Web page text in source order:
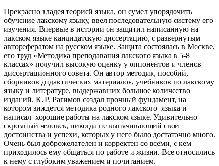
Прекрасно владея теорией языка, он сумел упорядочить
обучение лакскому языку, ввел последовательную систему его
изучения. Впервые в истории он защитил написанную на
лакском языке кандидатскую диссертацию, с развернутым
авторефератом на русском языке. Защита состоялась в Москве,
его труд «Методика преподавания лакского языка в 5-8
классах» получил высокую оценку у оппонентов и членов
диссертационного совета. Он автор методик, пособий,
сборников дидактических материалов, учебников по лакскому
языку и литературе, выдержавших большое количество
изданий. К. Р. Рагимов создал прочный фундамент, на
котором зиждется методика родного лакского языка и
написал хорошие работы на лакском языке. Удивительно
скромный человек, никогда не выпячивающий свои
достоинства и успехи, которых у него было достаточно много.
Очень был доброжелателен и корректен со всеми, с кем
приходилось ему общаться по работе и жизни. Все относились
к нему с глубоким уважением и почитанием.